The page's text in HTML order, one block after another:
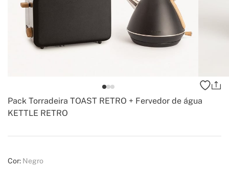
Pack Torradeira TOAST RETRO + Fervedor de água
KETTLE RETRO
Create
Cor: Negro